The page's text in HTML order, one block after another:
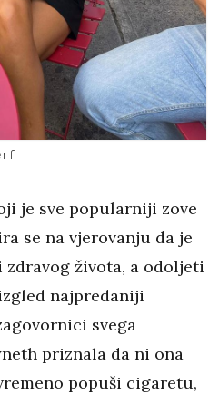
je sve popularniji zove
se na vjerovanju da je
života, a odoljeti
najpredaniji
svega
priznala da ni ona
popuši cigaretu,